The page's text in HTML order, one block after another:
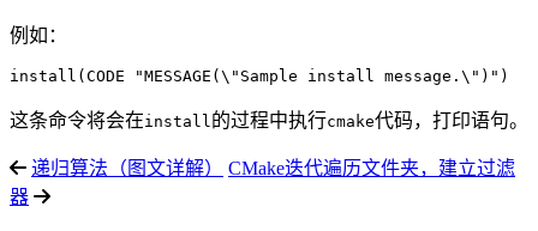
例如：
这条命令将会在install的过程中执行cmake代码，打印语句。
递归算法（图文详解）
CMake迭代遍历文件夹，建立过滤
器